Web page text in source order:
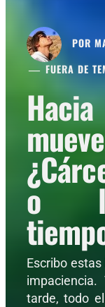
POR
FUERA DE
o
Escribo
tarde, todo